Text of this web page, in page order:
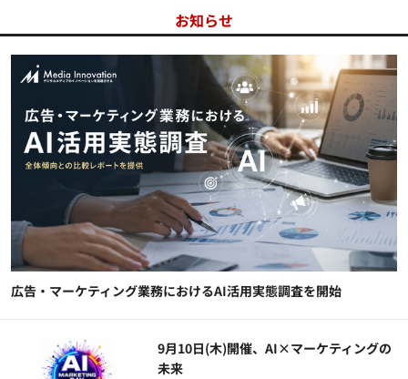
お知らせ
広告・マーケティング業務におけるAI活用実態調査を開始
9月10日(木)開催、AI×マーケティングの
未来